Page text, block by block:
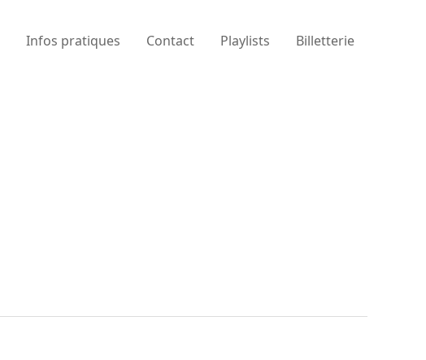
Infos pratiques Contact Playlists Billetterie